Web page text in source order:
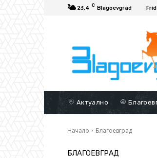
23.4 C Blagoevgrad
Актуално
Начало Благоевград
БЛАГОЕВГРАД